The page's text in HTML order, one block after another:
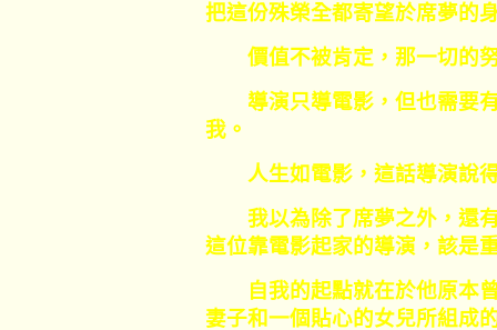
把這份殊榮全都寄望於席夢
價值不被肯定，那一切的努
導演只導電影，但也需要有
我。
人生如電影，這話導演說
我以為除了席夢之外，還有
這位靠電影起家的導演，該是
自我的起點就在於他原本曾
妻子和一個貼心的女兒所組成